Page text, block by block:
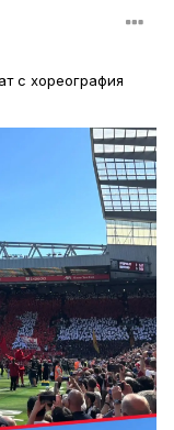
с хореография